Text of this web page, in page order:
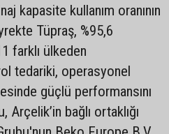
kapasite kullanım oranının
Tüpraş, %95,6
farklı ülkeden
tedariki, operasyonel
güçlü performansını
Arçelik’in bağlı ortaklığı